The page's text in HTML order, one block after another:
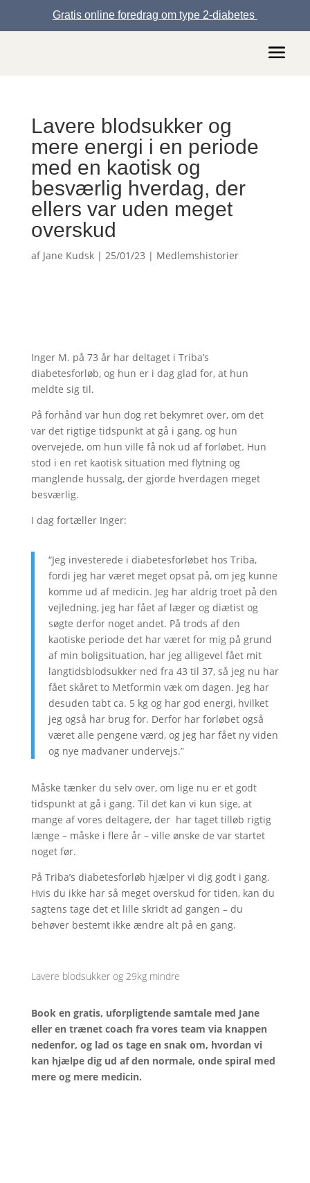
Gratis online foredrag om type 2-diabetes
Lavere blodsukker og
mere energi i en periode
med en kaotisk og
besværlig hverdag, der
ellers var uden meget
overskud
af Jane Kudsk| 25/01/23 | Medlemshistorier
Inger M. på 73 år har deltaget i Triba’s
diabetesforløb, og hun er i dag glad for, at hun
meldte sig til.
På forhånd var hun dog ret bekymret over, om det
var det rigtige tidspunkt at gå i gang, og hun
overvejede, om hun ville få nok ud af forløbet. Hun
stod i en ret kaotisk situation med flytning og
manglende hussalg, der gjorde hverdagen meget
besværlig.
I dag fortæller Inger:
“Jeg investerede i diabetesforløbet hos Triba,
fordi jeg har været meget opsat på, om jeg kunne
komme ud af medicin. Jeg har aldrig troet på den
vejledning, jeg har fået af læger og diætist og
søgte derfor noget andet. På trods af den
kaotiske periode det har været for mig på grund
af min boligsituation, har jeg alligevel fået mit
langtidsblodsukker ned fra 43 til 37, så jeg nu har
fået skåret to Metformin væk om dagen. Jeg har
desuden tabt ca. 5 kg og har god energi, hvilket
jeg også har brug for. Derfor har forløbet også
været alle pengene værd, og jeg har fået ny viden
og nye madvaner undervejs.”
Måske tænker du selv over, om lige nu er et godt
tidspunkt at gå i gang. Til det kan vi kun sige, at
mange af vores deltagere, der har taget tilløb rigtig
længe – måske i flere år – ville ønske de var startet
noget før.
På Triba’s diabetesforløb hjælper vi dig godt i gang.
Hvis du ikke har så meget overskud for tiden, kan du
sagtens tage det et lille skridt ad gangen – du
behøver bestemt ikke ændre alt på en gang.
Lavere blodsukker og 29kg mindre
Book en gratis, uforpligtende samtale med Jane
eller en trænet coach fra vores team via knappen
nedenfor, og lad os tage en snak om, hvordan vi
kan hjælpe dig ud af den normale, onde spiral med
mere og mere medicin.